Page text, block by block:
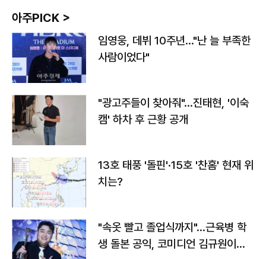
아주PICK >
임영웅, 데뷔 10주년…"난 늘 부족한
사람이었다"
"광고주들이 찾아줘"…진태현, '이숙
캠' 하차 후 근황 공개
13호 태풍 '돌핀'·15호 '찬홈' 현재 위
치는?
"속옷 빨고 졸업식까지"…근육병 학
생 돌본 공익, 코미디언 김규원이었